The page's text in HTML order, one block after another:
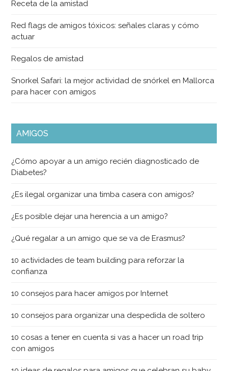
Receta de la amistad
Red flags de amigos tóxicos: señales claras y cómo
actuar
Regalos de amistad
Snorkel Safari: la mejor actividad de snórkel en Mallorca
para hacer con amigos
AMIGOS
¿Cómo apoyar a un amigo recién diagnosticado de
Diabetes?
¿Es ilegal organizar una timba casera con amigos?
¿Es posible dejar una herencia a un amigo?
¿Qué regalar a un amigo que se va de Erasmus?
10 actividades de team building para reforzar la
confianza
10 consejos para hacer amigos por Internet
10 consejos para organizar una despedida de soltero
10 cosas a tener en cuenta si vas a hacer un road trip
con amigos